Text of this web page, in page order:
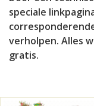
speciale
verholpen. Alles
gratis.